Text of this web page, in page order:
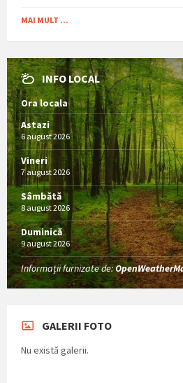
comuna Sutești.
MAI MULT ...
INFO LOCAL
Ora locala
Astazi
6 august 2026
Vineri
7 august 2026
Sâmbătă
8 august 2026
Duminică
9 august 2026
Informații furnizate de:
GALERII FOTO
Nu există galerii.